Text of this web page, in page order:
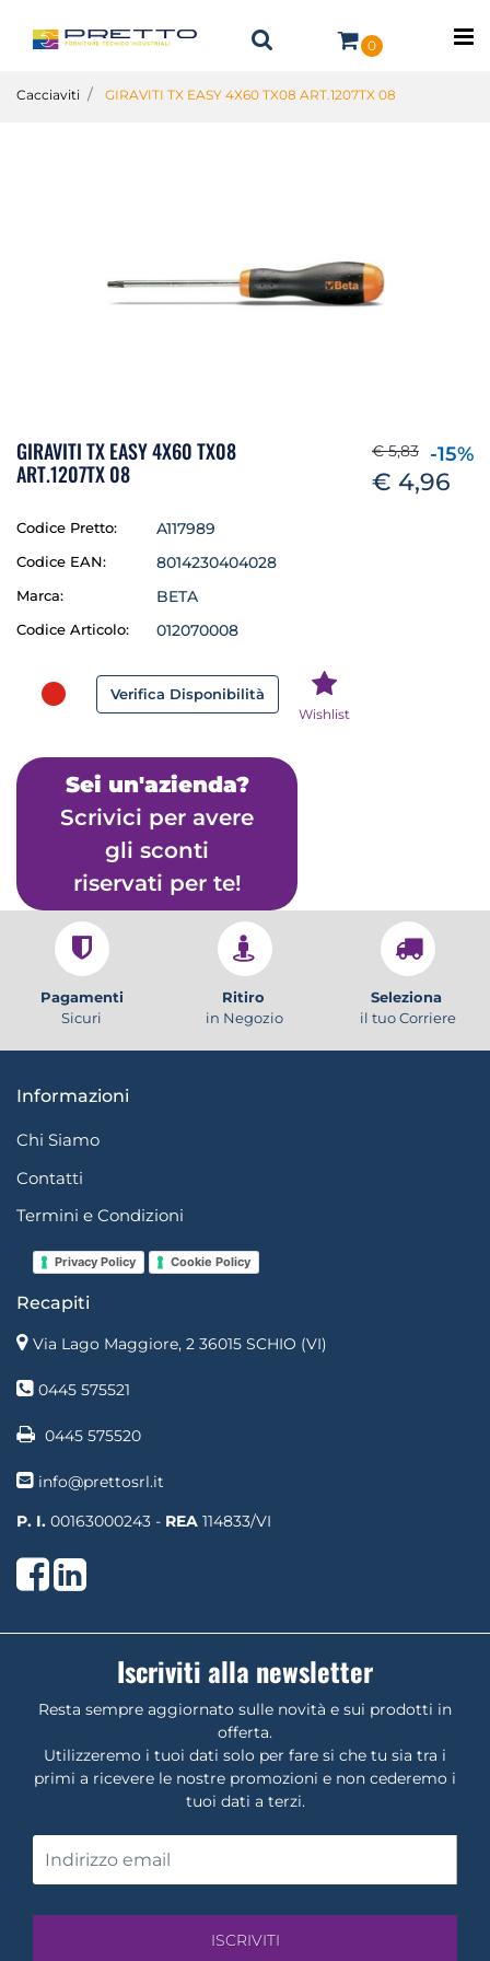
0
Cacciaviti GIRAVITI TX EASY 4X60 TX08 ART.1207TX 08
GIRAVITI TX EASY 4X60 TX08
ART.1207TX 08
€ 5,83 -15%
€ 4,96
Codice Pretto: A117989
Codice EAN: 8014230404028
Marca: BETA
Codice Articolo: 012070008
Verifica Disponibilità
Wishlist
Sei un'azienda?
Scrivici per avere
gli sconti
riservati per te!
Pagamenti
Sicuri
Ritiro
in Negozio
Seleziona
il tuo Corriere
Informazioni
Chi Siamo
Contatti
Termini e Condizioni
Privacy Policy Cookie Policy
Recapiti
Via Lago Maggiore, 2 36015 SCHIO (VI)
0445 575521
0445 575520
info@prettosrl.it
P. I. 00163000243 - REA 114833/VI
Facebook
LinkedIn
Iscriviti alla newsletter
Resta sempre aggiornato sulle novità e sui prodotti in
offerta.
Utilizzeremo i tuoi dati solo per fare si che tu sia tra i
primi a ricevere le nostre promozioni e non cederemo i
tuoi dati a terzi.